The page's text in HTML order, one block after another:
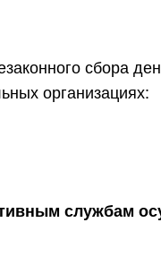
сбора
организациях:
службам